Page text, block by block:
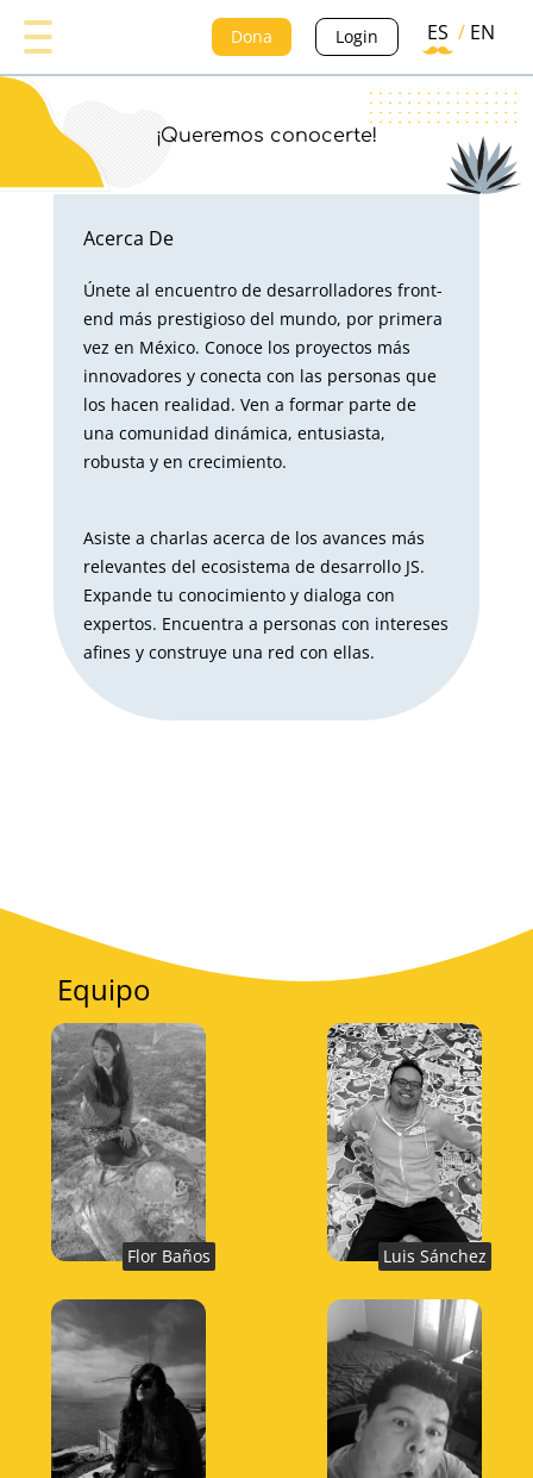
Dona Login ES / EN
¡Queremos conocerte!
Acerca De
Únete al encuentro de desarrolladores front-
end más prestigioso del mundo, por primera
vez en México. Conoce los proyectos más
innovadores y conecta con las personas que
los hacen realidad. Ven a formar parte de
una comunidad dinámica, entusiasta,
robusta y en crecimiento.
Asiste a charlas acerca de los avances más
relevantes del ecosistema de desarrollo JS.
Expande tu conocimiento y dialoga con
expertos. Encuentra a personas con intereses
afines y construye una red con ellas.
Equipo
Flor Baños Luis Sánchez